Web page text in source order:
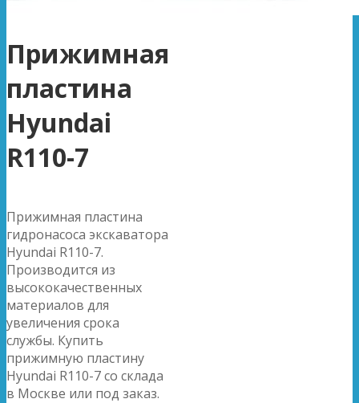
Прижимная
пластина
Hyundai
R110-7
Прижимная пластина
гидронасоса экскаватора
Hyundai R110-7.
Производится из
высококачественных
материалов для
увеличения срока
службы. Купить
прижимную пластину
Hyundai R110-7 со склада
в Москве или под заказ.